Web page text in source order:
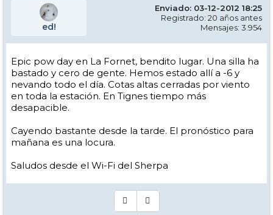
ed!
Enviado: 03-12-2012 18:25
Registrado: 20 años antes
Mensajes: 3.954
Epic pow day en La Fornet, bendito lugar. Una silla ha
bastado y cero de gente. Hemos estado allí a -6 y
nevando todo el día. Cotas altas cerradas por viento
en toda la estación. En Tignes tiempo más
desapacible.
Cayendo bastante desde la tarde. El pronóstico para
mañana es una locura.
Saludos desde el Wi-Fi del Sherpa